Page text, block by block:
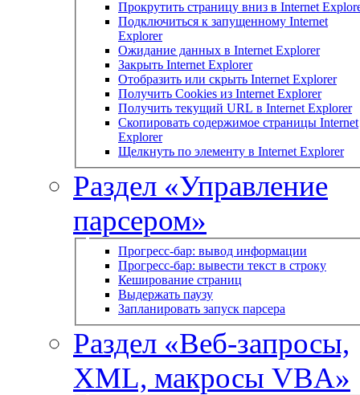
Прокрутить страницу вниз в Internet
Подключиться к запущенному Internet
Explorer
Ожидание данных в Internet Explorer
Закрыть Internet Explorer
Отобразить или скрыть Internet Explorer
Получить Cookies из Internet Explorer
Получить текущий URL в Internet Explorer
Скопировать содержимое страницы Internet
Explorer
Щелкнуть по элементу в Internet Explorer
Раздел «Управление
парсером»
Прогресс-бар: вывод информации
Прогресс-бар: вывести текст в строку
Кеширование страниц
Выдержать паузу
Запланировать запуск парсера
Раздел «Веб-запросы,
XML, макросы VBA»